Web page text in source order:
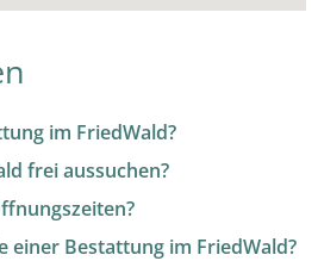
im FriedWald?
frei aussuchen?
einer Bestattung im FriedWald?